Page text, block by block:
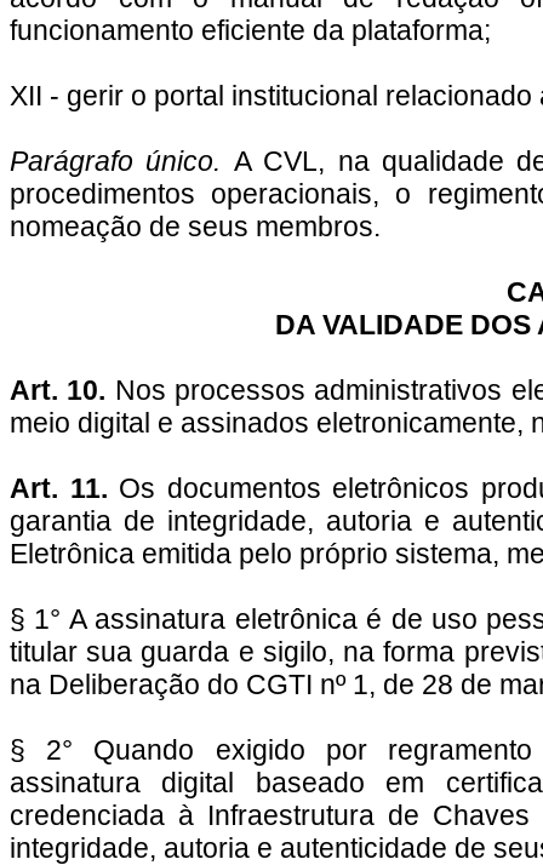
funcionamento eficiente da plataforma;
XII - gerir o portal institucional relacionado
Parágrafo único. A CVL, na qualidade
procedimentos operacionais, o
nomeação de seus membros.
DA VALIDADE DOS
Art. 10. Nos processos administrativos
meio digital e assinados eletronicamente,
Art. 11. Os documentos eletrônicos
garantia de integridade, autoria e
Eletrônica emitida pelo próprio sistema,
§ 1° A assinatura eletrônica é de uso
titular sua guarda e sigilo, na forma
na Deliberação do CGTI nº 1, de 28 de
§ 2° Quando exigido por
assinatura digital baseado em
credenciada à Infraestrutura de
integridade, autoria e autenticidade de